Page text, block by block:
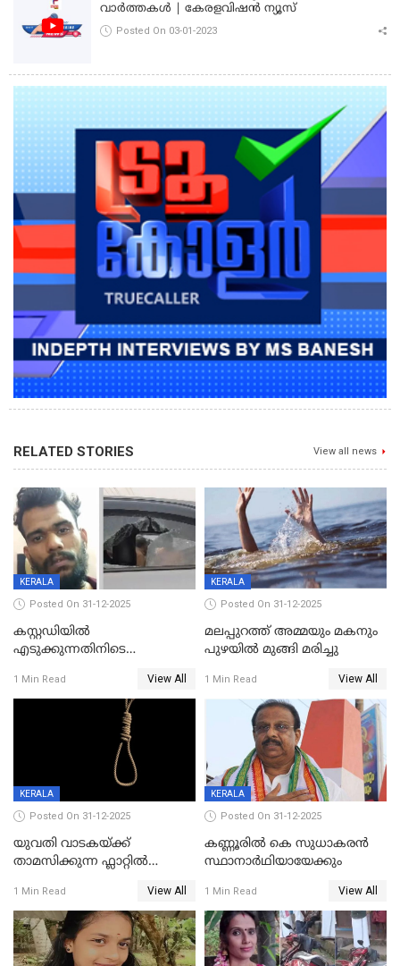
വാർത്തകൾ | കേരളവിഷൻ ന്യൂസ്
Posted On 03-01-2023
RELATED STORIES View all news
KERALA
Posted On 31-12-2025
കസ്റ്റഡിയിൽ
എടുക്കുന്നതിനിടെ
വധശ്രമക്കേസ് പ്രതി പിടിയിൽ
1 Min Read View All
KERALA
Posted On 31-12-2025
മലപ്പുറത്ത് അമ്മയും മകനും
പുഴയിൽ മുങ്ങി മരിച്ചു
1 Min Read View All
KERALA
Posted On 31-12-2025
യുവതി വാടകയ്ക്ക്
താമസിക്കുന്ന ഫ്ലാറ്റില്‍
സംഭവം കൈതപ്പൊയിലില്‍
1 Min Read View All
KERALA
Posted On 31-12-2025
കണ്ണൂരിൽ കെ സുധാകരൻ
സ്ഥാനാർഥിയായേക്കും
1 Min Read View All